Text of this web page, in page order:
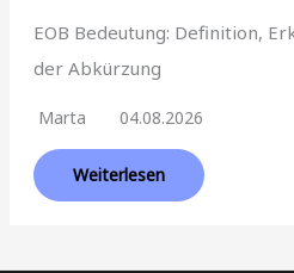
EOB Bedeutung: Definition,
der Abkürzung
Marta 04.08.2026
Weiterlesen